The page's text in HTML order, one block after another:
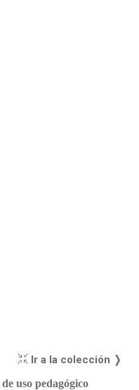
Ir a la colección ❭
uso pedagógico